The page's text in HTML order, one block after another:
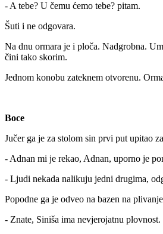
- A tebe? U čemu ćemo tebe? pitam.
Šuti i ne odgovara.
Na dnu ormara je i ploča. Nadgrobna.
čini tako skorim.
Jednom konobu zateknem otvorenu.
Boce
Jučer ga je za stolom sin prvi put upitao
- Adnan mi je rekao, Adnan, uporno je
- Ljudi nekada nalikuju jedni drugima,
Popodne ga je odveo na bazen na
- Znate, Siniša ima nevjerojatnu plovnost.